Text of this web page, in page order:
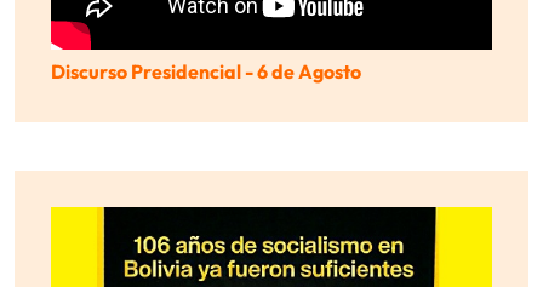
Discurso Presidencial - 6 de Agosto